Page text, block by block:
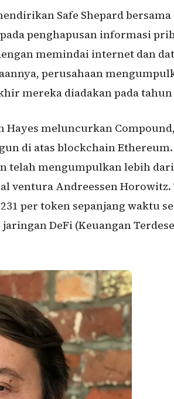
Safe Shepard bersama
penghapusan informasi
memindai internet dan
perusahaan
mereka diadakan pada tahun
Hayes meluncurkan
di atas blockchain Ethereum.
telah mengumpulkan lebih dari
ventura Andreessen Horowitz.
per token sepanjang waktu
DeFi (Keuangan